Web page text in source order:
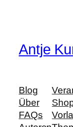
Antje
Blog
Über
FAQs